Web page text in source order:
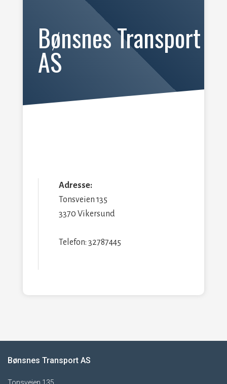
Bønsnes Transport
AS
Adresse:
Tonsveien 135
3370 Vikersund
Telefon: 32787445
Bønsnes Transport AS